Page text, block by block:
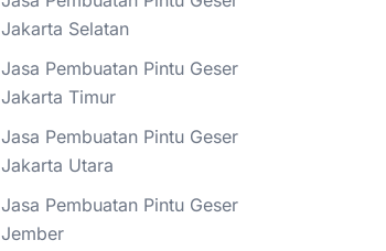
Jakarta Selatan
Jasa Pembuatan Pintu Geser
Jakarta Timur
Jasa Pembuatan Pintu Geser
Jakarta Utara
Jasa Pembuatan Pintu Geser
Jember